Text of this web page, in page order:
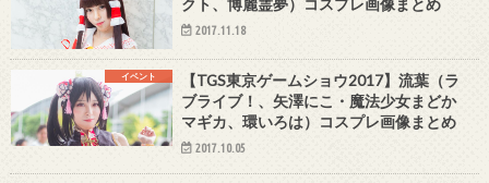
2017.11.18
イベント
【TGS東京ゲームショウ2017】流葉（ラ
ブライブ！、矢澤にこ・魔法少女まどか
マギカ、環いろは）コスプレ画像まとめ
2017.10.05